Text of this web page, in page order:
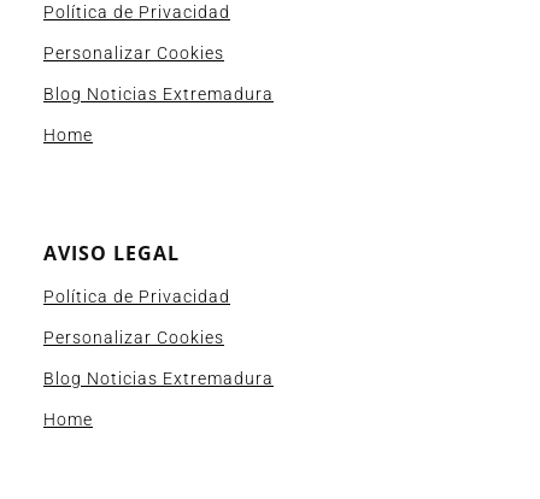
Política de Privacidad
Personalizar Cookies
Blog Noticias Extremadura
Home
AVISO LEGAL
Política de Privacidad
Personalizar Cookies
Blog Noticias Extremadura
Home